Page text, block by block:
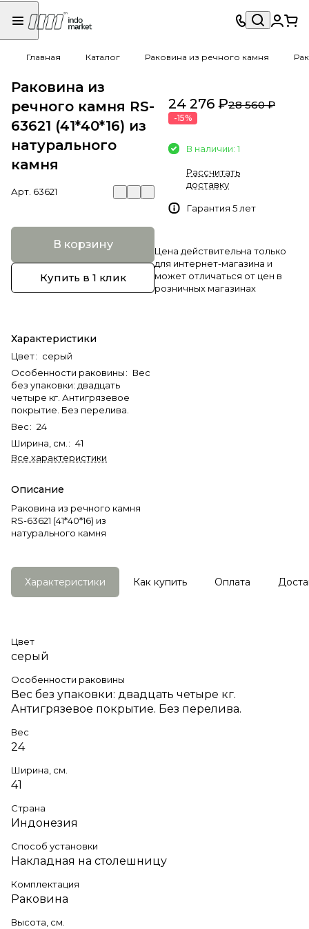
Главная Каталог Раковина из речного камня
Раковина из
речного камня RS-
63621 (41*40*16) из
натурального
камня
Арт. 63621
В корзину
Купить в 1 клик
Характеристики
Цвет: серый
Особенности раковины: Вес
без упаковки: двадцать
четыре кг. Антигрязевое
покрытие. Без перелива.
Вес: 24
Ширина, см. : 41
Все характеристики
Описание
Раковина из речного камня
RS-63621 (41*40*16) из
натурального камня
24 276 ₽28 560 ₽
-15%
В наличии: 1
Рассчитать
доставку
Гарантия 5 лет
Цена действительна только
для интернет-магазина и
может отличаться от цен в
розничных магазинах
Характеристики Как купить Оплата
Цвет
серый
Особенности раковины
Вес без упаковки: двадцать четыре кг.
Антигрязевое покрытие. Без перелива.
Вес
24
Ширина, см.
41
Страна
Индонезия
Способ установки
Накладная на столешницу
Комплектация
Раковина
Высота, см.